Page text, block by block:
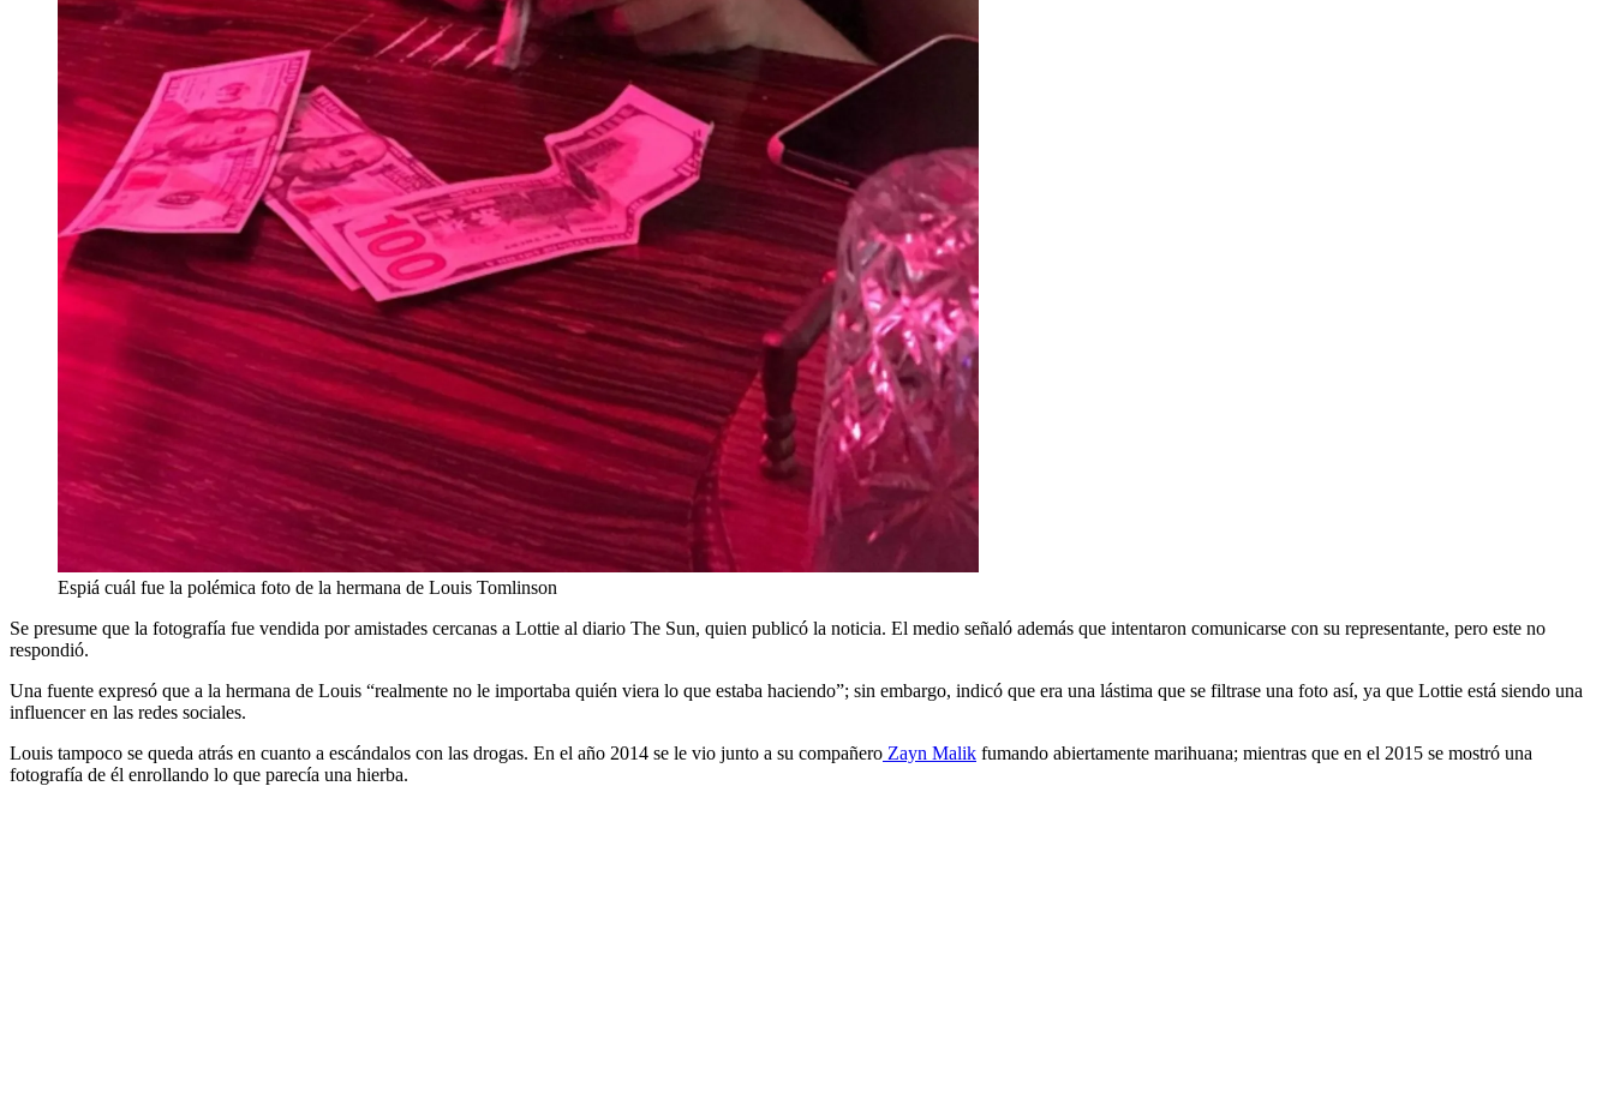
Espiá cuál fue la polémica foto de la hermana de Louis Tomlinson
Se presume que la fotografía fue vendida por amistades cercanas a Lottie al diario The Sun, quien publicó la noticia. El medio señaló además que intentaron comunicarse con su representante, pero este no
respondió.
Una fuente expresó que a la hermana de Louis “realmente no le importaba quién viera lo que estaba haciendo”; sin embargo, indicó que era una lástima que se filtrase una foto así, ya que Lottie está siendo una
influencer en las redes sociales.
Louis tampoco se queda atrás en cuanto a escándalos con las drogas. En el año 2014 se le vio junto a su compañero Zayn Malik fumando abiertamente marihuana; mientras que en el 2015 se mostró una
fotografía de él enrollando lo que parecía una hierba.